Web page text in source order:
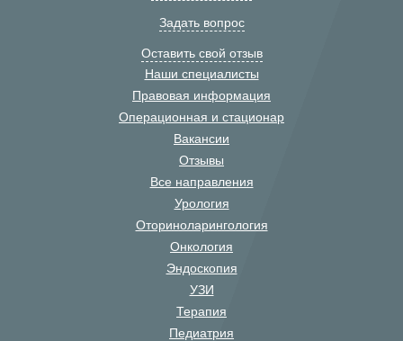
Задать вопрос
Оставить свой отзыв
Наши специалисты
Правовая информация
Операционная и стационар
Вакансии
Отзывы
Все направления
Урология
Оториноларингология
Онкология
Эндоскопия
УЗИ
Терапия
Педиатрия